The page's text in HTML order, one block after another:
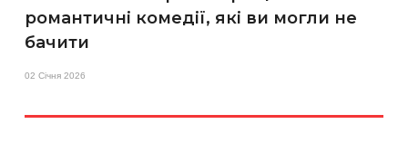
романтичні комедії, які ви могли не
бачити
02 Січня 2026